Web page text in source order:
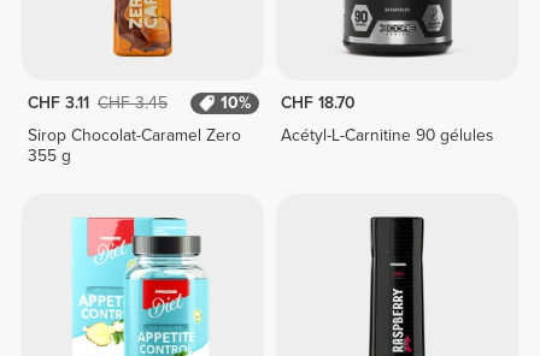
CHF 3.11 CHF 3.45
10%
Sirop Chocolat-Caramel Zero
355 g
CHF 18.70
Acétyl-L-Carnitine 90 gélules